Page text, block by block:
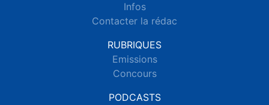
Infos
Contacter la rédac
RUBRIQUES
Emissions
Concours
PODCASTS